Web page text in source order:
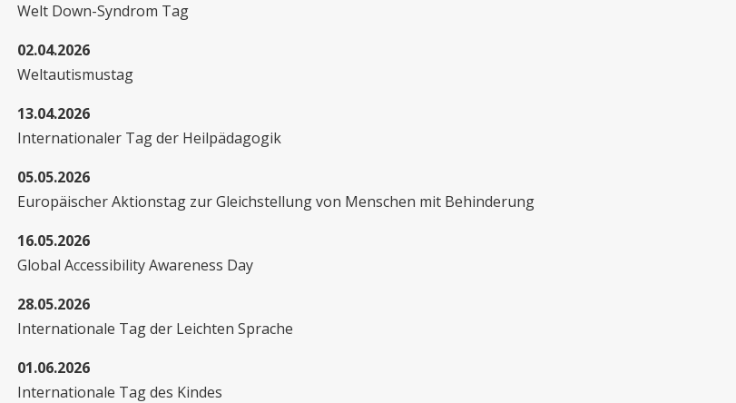
Welt Down-Syndrom Tag
02.04.2026
Weltautismustag
13.04.2026
Internationaler Tag der Heilpädagogik
05.05.2026
Europäischer Aktionstag zur Gleichstellung von Menschen mit Behinderung
16.05.2026
Global Accessibility Awareness Day
28.05.2026
Internationale Tag der Leichten Sprache
01.06.2026
Internationale Tag des Kindes